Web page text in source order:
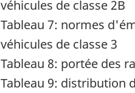
véhicules de classe 2B
Tableau 7: normes
véhicules de classe 3
Tableau 8: portée des
Tableau 9: distribution